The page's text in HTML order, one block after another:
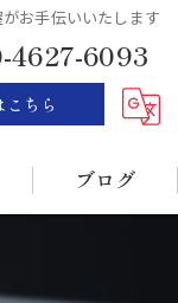
お手伝いいたします
4627-6093
こちら
ブログ